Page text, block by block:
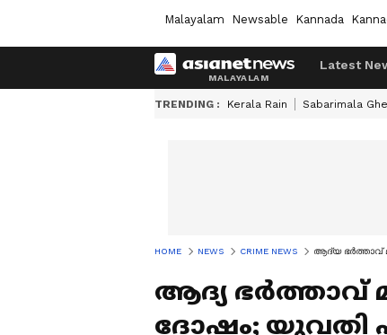
Malayalam Newsable Kannada
Latest
TRENDING : Kerala Rain Sabarimala
HOME NEWS CRIME NEWS ആദ്യ ഭര്‍ത്താവ്
ആദ്യ ഭര്‍ത്താവ്
ദോഷം;